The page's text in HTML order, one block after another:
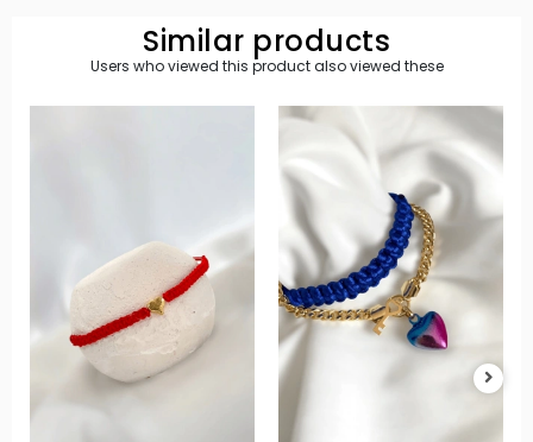
Similar products
Users who viewed this product also viewed these